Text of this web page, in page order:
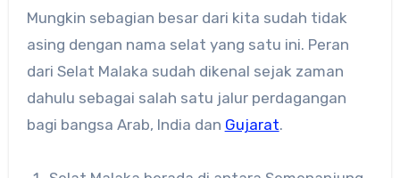
Mungkin sebagian besar dari kita sudah tidak
asing dengan nama selat yang satu ini. Peran
dari Selat Malaka sudah dikenal sejak zaman
dahulu sebagai salah satu jalur perdagangan
bagi bangsa Arab, India dan Gujarat.